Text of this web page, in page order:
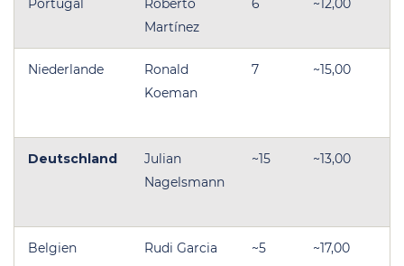
Portugal
Roberto
Martínez
6 ~12,00
Niederlande
Ronald
Koeman
7 ~15,00
Deutschland
Julian
Nagelsmann
~15 ~13,00
Belgien Rudi Garcia ~5 ~17,00